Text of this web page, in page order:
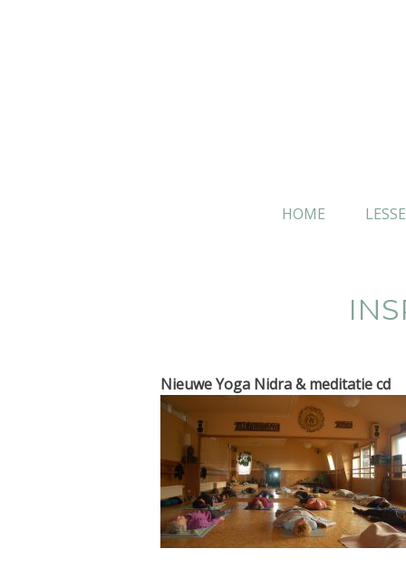
HOME
Nieuwe Yoga Nidra & meditatie cd